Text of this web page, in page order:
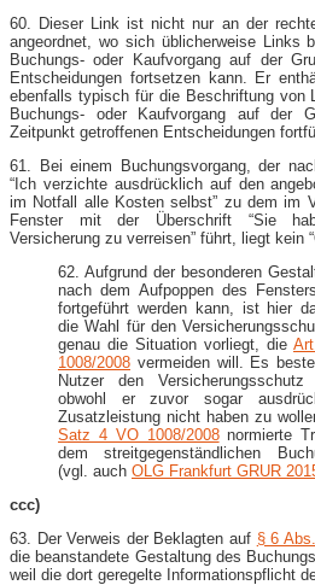
60. Dieser Link ist nicht nur an der
angeordnet, wo sich üblicherweise Links
Buchungs- oder Kaufvorgang auf der
Entscheidungen fortsetzen kann. Er
ebenfalls typisch für die Beschriftung von
Buchungs- oder Kaufvorgang auf der
Zeitpunkt getroffenen Entscheidungen
61. Bei einem Buchungsvorgang, der
“Ich verzichte ausdrücklich auf den
im Notfall alle Kosten selbst” zu dem im
Fenster mit der Überschrift “Sie
Versicherung zu verreisen” führt, liegt kein
62. Aufgrund der besonderen
nach dem Aufpoppen des
fortgeführt werden kann, ist hier
die Wahl für den
genau die Situation vorliegt, die
1008/2008 vermeiden will. Es
Nutzer den Versicherungsschutz
obwohl er zuvor sogar
Zusatzleistung nicht haben zu
Satz 4 VO 1008/2008normierte
dem streitgegenständlichen
(vgl. auch OLG Frankfurt GRUR
ccc)
63. Der Verweis der Beklagten auf § 6
die beanstandete Gestaltung des
weil die dort geregelte Informationspflicht